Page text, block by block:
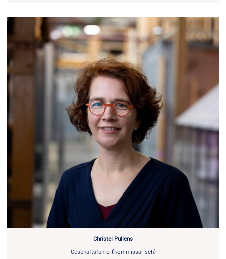
Christel Pullens
Geschäftsführer (kommissarisch)